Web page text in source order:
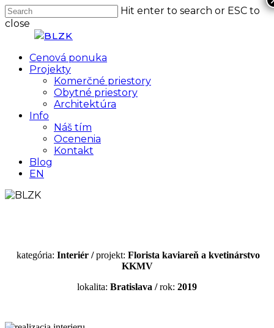
Skip
to
Hit enter to search or ESC to
close
MenuCenová ponuka
Projekty
Komerčné priestory
Obytné priestory
Architektúra
Info
Náš tím
Ocenenia
Kontakt
Blog
EN
kategória: Interiér /projekt: Florista kaviareň a kvetinárstvo
KKMV
lokalita: Bratislava /rok: 2019